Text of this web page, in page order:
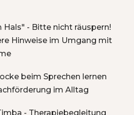
Hals" - Bitte nicht räuspern!
Hinweise im Umgang mit
beim Sprechen lernen
im Alltag
- Therapiebegleitung